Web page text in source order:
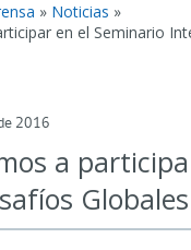
» Noticias »
en el Seminario
2016
a